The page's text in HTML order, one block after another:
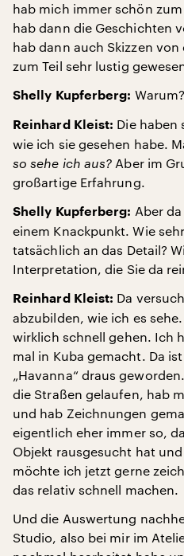
hab mich immer schön
hab dann die Geschichten
hab dann auch Skizzen
zum Teil sehr lustig
Shelly Kupferberg: Warum?
Reinhard Kleist: Die haben
wie ich sie gesehen habe.
so sehe ich aus? Aber im
großartige Erfahrung.
Shelly Kupferberg: Aber
einem Knackpunkt. Wie
tatsächlich an das Detail?
Interpretation, die Sie da
Reinhard Kleist: Da
abzubilden, wie ich es
wirklich schnell gehen. Ich
mal in Kuba gemacht. Da
„Havanna“ draus
die Straßen gelaufen, hab
und hab Zeichnungen
eigentlich eher immer so,
Objekt rausgesucht hat
möchte ich jetzt gerne
das relativ schnell machen.
Und die Auswertung
Studio, also bei mir im